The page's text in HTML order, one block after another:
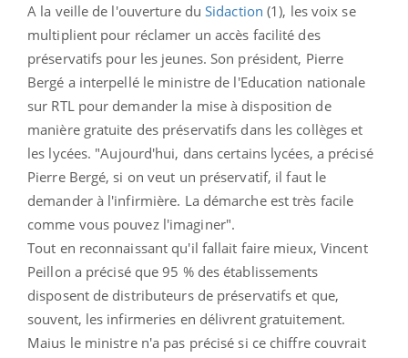
A la veille de l'ouverture duSidaction (1), les voix se
multiplient pour réclamer un accès facilité des
préservatifs pour les jeunes. Son président, Pierre
Bergé a interpellé le ministre de l'Education nationale
sur RTL pour demander la mise à disposition de
manière gratuite des préservatifs dans les collèges et
les lycées. "Aujourd'hui, dans certains lycées, a précisé
Pierre Bergé, si on veut un préservatif, il faut le
demander à l'infirmière. La démarche est très facile
comme vous pouvez l'imaginer".
Tout en reconnaissant qu'il fallait faire mieux, Vincent
Peillon a précisé que 95 % des établissements
disposent de distributeurs de préservatifs et que,
souvent, les infirmeries en délivrent gratuitement.
Maius le ministre n'a pas précisé si ce chiffre couvrait